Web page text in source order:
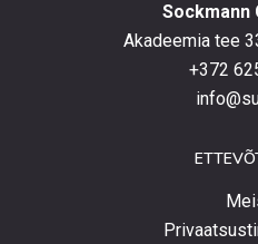
Sockmann
Akadeemia tee
+372